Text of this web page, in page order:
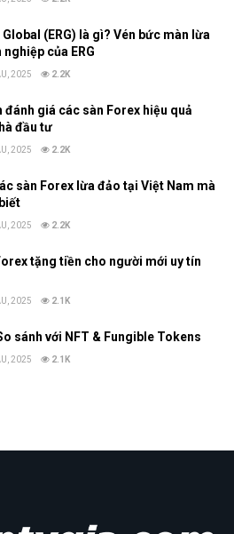
Global (ERG) là gì? Vén bức màn lừa
của ERG
2025 2.2K
đánh giá các sàn Forex hiệu quả
đầu tư
2025 2.2K
sàn Forex lừa đảo tại Việt Nam mà
2025 2.2K
tặng tiền cho người mới uy tín
2025 2.1K
sánh với NFT & Fungible Tokens
2025 2.1K